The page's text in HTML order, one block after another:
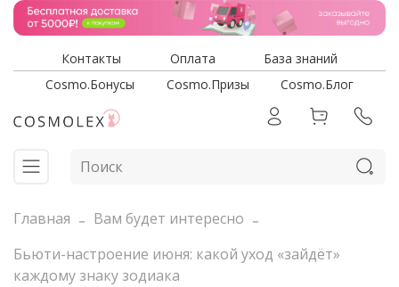
Контакты Оплата
База знаний
Cosmo.Бонусы
Cosmo.Призы Cosmo.Блог
Главная
Вам будет интересно
Бьюти-настроение июня: какой уход «зайдёт»
каждому знаку зодиака